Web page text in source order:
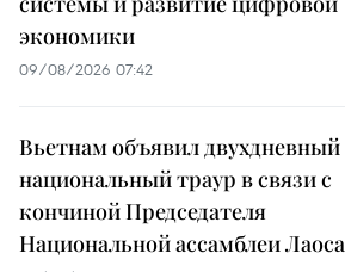
экономики
09/08/2026 07:42
Вьетнам объявил двухдневный
национальный траур в связи с
кончиной Председателя
Национальной ассамблеи Лаоса